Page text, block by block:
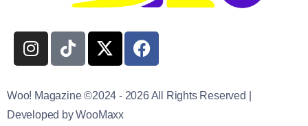
Woo! Magazine ©2024 - 2026 All Rights Reserved |
Developed by WooMaxx